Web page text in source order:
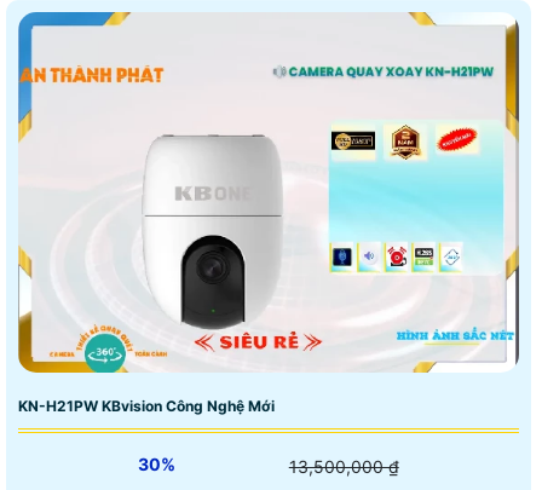
KN-H21PW KBvision Công Nghệ Mới
30% 13,500,000 ₫